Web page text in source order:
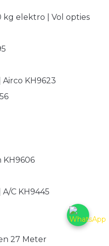
kg elektro | Vol opties
KH9623
KH9606
C KH9445
27 Meter